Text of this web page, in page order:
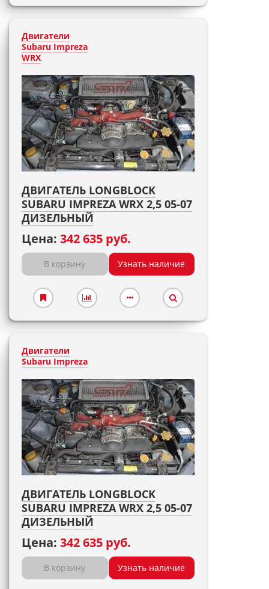
Двигатели
Subaru Impreza
WRX
ДВИГАТЕЛЬ LONGBLOCK
SUBARU IMPREZA WRX 2,5 05-07
ДИЗЕЛЬНЫЙ
Цена: 342 635 руб.
В корзину Узнать наличие
Двигатели
Subaru Impreza
ДВИГАТЕЛЬ LONGBLOCK
SUBARU IMPREZA WRX 2,5 05-07
ДИЗЕЛЬНЫЙ
Цена: 342 635 руб.
В корзину Узнать наличие